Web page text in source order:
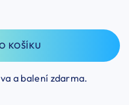
KOŠÍKU
a balenízdarma.